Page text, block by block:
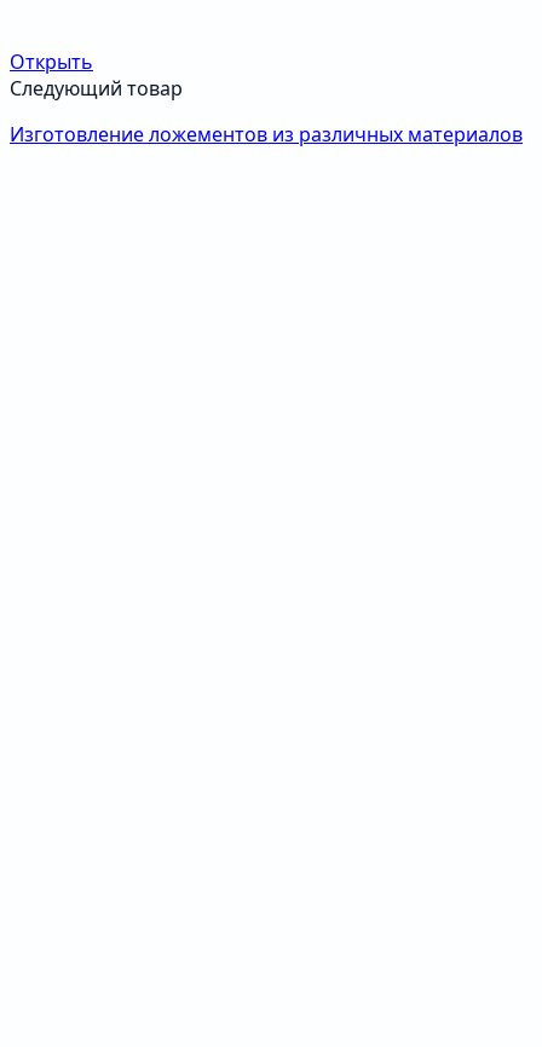
Открыть
Следующий товар
Изготовление ложементов из различных материалов